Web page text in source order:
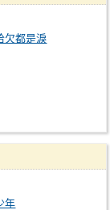
欠都是淚
年